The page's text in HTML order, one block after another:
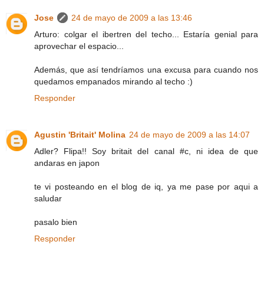
Jose
24 de mayo de 2009 a las 13:46
Arturo: colgar el ibertren del techo... Estaría genial para
aprovechar el espacio...
Además, que así tendríamos una excusa para cuando nos
quedamos empanados mirando al techo :)
Responder
Agustin 'Britait' Molina 24 de mayo de 2009 a las 14:07
Adler? Flipa!! Soy britait del canal #c, ni idea de que
andaras en japon
te vi posteando en el blog de iq, ya me pase por aqui a
saludar
pasalo bien
Responder